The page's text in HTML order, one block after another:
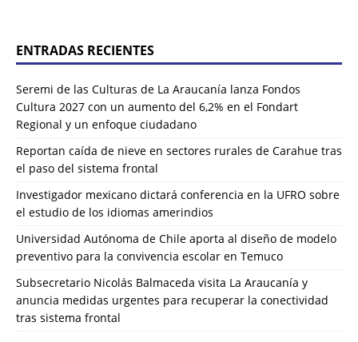
ENTRADAS RECIENTES
Seremi de las Culturas de La Araucanía lanza Fondos
Cultura 2027 con un aumento del 6,2% en el Fondart
Regional y un enfoque ciudadano
Reportan caída de nieve en sectores rurales de Carahue tras
el paso del sistema frontal
Investigador mexicano dictará conferencia en la UFRO sobre
el estudio de los idiomas amerindios
Universidad Autónoma de Chile aporta al diseño de modelo
preventivo para la convivencia escolar en Temuco
Subsecretario Nicolás Balmaceda visita La Araucanía y
anuncia medidas urgentes para recuperar la conectividad
tras sistema frontal